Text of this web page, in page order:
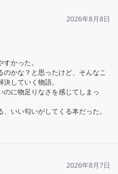
2026年8月8日
かった。
かな？と思ったけど、そんなこ
していく物語。
に物足りなさを感じてしまっ
いい匂いがしてくる本だった。
2026年8月7日